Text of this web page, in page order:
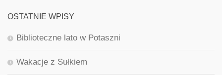
OSTATNIE WPISY
Biblioteczne lato w Potaszni
Wakacje z Sułkiem